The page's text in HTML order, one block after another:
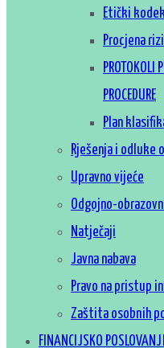
Etički
Procjena
PROTOKOLI
PROCEDURE
Plan
Rješenja i odluke
Upravno vijeće
Odgojno-
Natječaji
Javna nabava
Pravo na pristup
Zaštita osobnih
FINANCIJSKO